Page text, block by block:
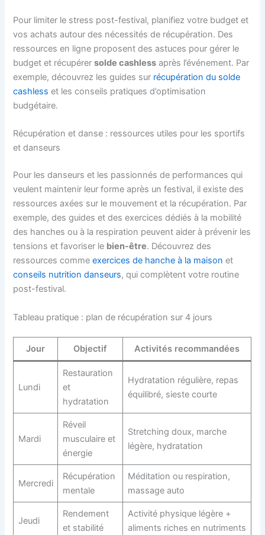
Pour limiter le stress post-festival, planifiez votre budget et
vos achats autour des nécessités de récupération. Des
ressources en ligne proposent des astuces pour gérer le
budget et récupérersolde cashless après l’événement. Par
exemple, découvrez les guides sur récupération du solde
cashless et les conseils pratiques d’optimisation
budgétaire.
Récupération et danse : ressources utiles pour les sportifs
et danseurs
Pour les danseurs et les passionnés de performances qui
veulent maintenir leur forme après un festival, il existe des
ressources axées sur le mouvement et la récupération. Par
exemple, des guides et des exercices dédiés à la mobilité
des hanches ou à la respiration peuvent aider à prévenir les
tensions et favoriser le bien-être. Découvrez des
ressources commeexercices de hanche à la maison et
conseils nutrition danseurs, qui complètent votre routine
post-festival.
Tableau pratique : plan de récupération sur 4 jours
Jour Objectif Activités recommandées
Lundi
Restauration
et
hydratation
Hydratation régulière, repas
équilibré, sieste courte
Mardi
Réveil
musculaire et
énergie
Stretching doux, marche
légère, hydratation
Mercredi
Récupération
mentale
Méditation ou respiration,
massage auto
Jeudi
Rendement
et stabilité
Activité physique légère +
aliments riches en nutriments